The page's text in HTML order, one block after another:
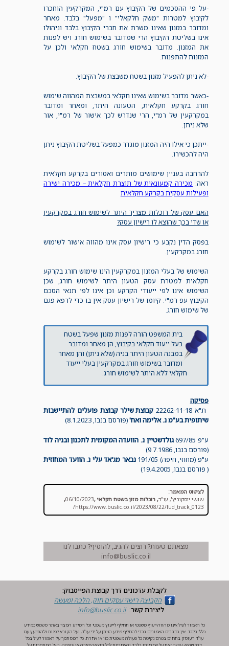
-על פי ההסכמים של הקיבוץ עם רמ"י, המקרקעין הוחכרו
לקיבוץ למטרות "משק חלקאלי" ו "מפעל" בלבד. מאחר
ומדובר במזנון שאינו משרת את חברי הקיבוץ בלבד וניהולו
אינו בשליטת הקיבוץ הרי שמדובר בשימוש חורג ויש לפנות
את המזנון. מדובר בשימוש חורג בשטח חקלאי ולכן על
המזנות להתפנות.
-לא ניתן להפעיל מזנון בשטח משבצת של הקיבוץ.
-כאשר מדובר בשימוש שאינו חקלאי במשבצת המהווה שימוש
חורג בקרקע חקלאית, הטעונה היתר, ומאחר ומדובר
במקרקעין של רמ"י, הרי שנדרש לכך אישור של רמ"י, אור
שלא ניתן.
-ייתכן כי אילו היה המזנון מוגדר כמפעל בשליטת הקיבוץ ניתן
היה להכשירו.
להרחבה בעניין שימושים מותרים ואסורים בקרקע חקלאית
ראה: מכירה קמעונאית של תוצרת חקלאית – מכירה ישירה
ופעילות עסקית בקרקע חקלאית
האם עסק של רוכלות מצריך היתר לשימוש חורג במקרקעין
או שדי בכך שהוצא לו רישיון עסק?
בפסק הדין נקבע כי רישיון עסק אינו מהווה אישור לשימוש
חורג במקרקעין.
השימוש של בעלי המזנון במקרקעין הינו שימוש חורג בקרקע
חקלאית למטרת עסק הטעון היתר לשימוש חורג, שכן
השימוש אינו לפי ייעודי הקרקע וכן אינו לפי תנאי הסכם
הקיבוץ עפ רמ"י. קיומו של רישיון עסק אין בו כדי לרפא פגם
של שימוש חורג.
בית המשפט הורה לפנות מזנון שפעל בשטח
בעל ייעוד חקלאי בקיבוץ, הן מאחר ומדובר
במבנה הטעון היתר בניה (שלא ניתן) והן מאחר
ומדובר בשימוש חורג במקרקעין בעלי ייעוד
חקלאי ללא היתר לשימוש חורג.
פסיקה
ת"א 22262-11-18
קבוצת שילר קבוצת פועלים להתיישבות
שיתופית בע"מ נ. אלימה ואח'(פורסם בנבו, 8.1.2023)
ע"פ 697/85
גולדשטיין נ. הוועדה המקומית לתכנון ובניה לוד
(פורסם בנבו, 9.7.1986)
ע"פ (מחוזי, חיפה) 191/05
נבאר מג'אד עלי נ. הוועד המחוזית
( פורסם בנבו, 19.4.2005)
לציטוט המאמר:
שושי יוסקוביץ', עו"ד, רוכלות מזון בשטח חקלאי,
06/10/2023
,
https://www.buslic.co.il/2023/08/22/fud_track_0123/
מצאתם טעות? רוצים להגיב, להוסיף? כתבו לנו
info@buslic.co.il
לקבלת עדכונים דרך קבוצת הפייסבוק:
הקבוצה ‏רישוי עסקים חוק, הלכה ומעשה‏
ליצירת קשר: info@buslic.co.il
כל האמור לעיל אינו מהווה ייעוץ משפטי או תחליף לייעוץ משפטי וכל המידע המצוי באתר משמש כמידע
כללי בלבד. אין בדברים האמורים בכדי להחליף מידע הניתן על ידי עו"ד, ועל הקורא לפנות ולהתייעץ עם
עו"ד העוסק בתחום בטרם נקיטת כל פעולה משפטית כזו או אחרת. כל המסתמך על האמור לעיל בכל